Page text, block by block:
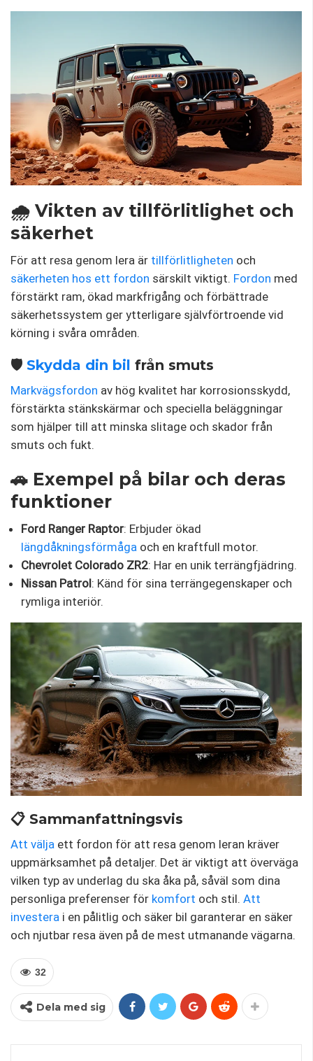
🌧️ Vikten av tillförlitlighet och
säkerhet
För att resa genom lera är tillförlitligheten och
säkerheten hos ett fordon särskilt viktigt. Fordon med
förstärkt ram, ökad markfrigång och förbättrade
säkerhetssystem ger ytterligare självförtroende vid
körning i svåra områden.
🛡️ Skydda din bil från smuts
Markvägsfordon av hög kvalitet har korrosionsskydd,
förstärkta stänkskärmar och speciella beläggningar
som hjälper till att minska slitage och skador från
smuts och fukt.
🚗 Exempel på bilar och deras
funktioner
Ford Ranger Raptor: Erbjuder ökad
längdåkningsförmåga och en kraftfull motor.
Chevrolet Colorado ZR2: Har en unik terrängfjädring.
Nissan Patrol: Känd för sina terrängegenskaper och
rymliga interiör.
📋 Sammanfattningsvis
Att välja ett fordon för att resa genom leran kräver
uppmärksamhet på detaljer. Det är viktigt att överväga
vilken typ av underlag du ska åka på, såväl som dina
personliga preferenser för komfort och stil. Att
investera i en pålitlig och säker bil garanterar en säker
och njutbar resa även på de mest utmanande vägarna.
32
Dela med sig